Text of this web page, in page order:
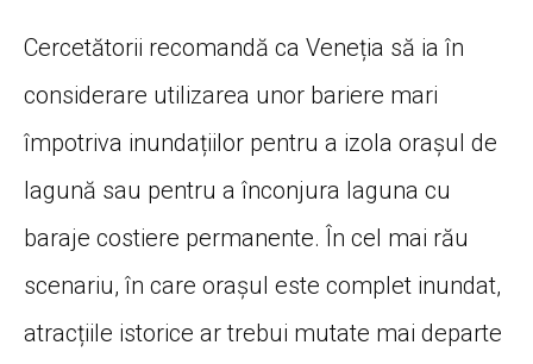
Cercetătorii recomandă ca Veneția să ia în
considerare utilizarea unor bariere mari
împotriva inundațiilor pentru a izola orașul de
lagună sau pentru a înconjura laguna cu
baraje costiere permanente. În cel mai rău
scenariu, în care orașul este complet inundat,
atracțiile istorice ar trebui mutate mai departe